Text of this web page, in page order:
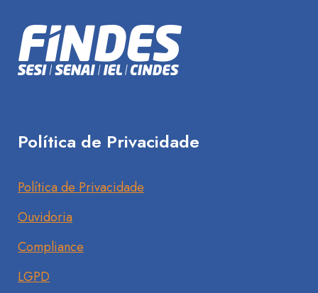
Política de Privacidade
Política de Privacidade
Ouvidoria
Compliance
LGPD